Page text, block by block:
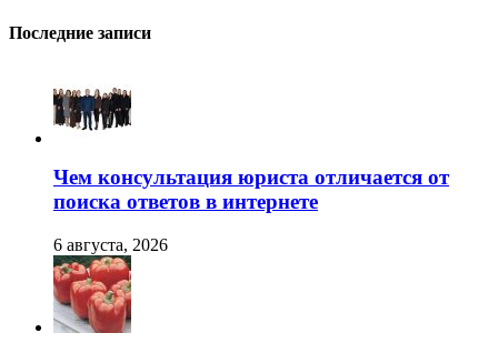
Последние записи
Чем консультация юриста отличается от
поиска ответов в интернете
6 августа, 2026